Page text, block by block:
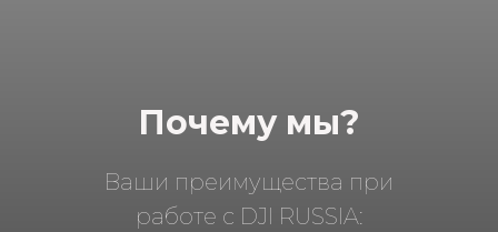
Почему мы?
Ваши преимущества при
работе с DJI RUSSIA: